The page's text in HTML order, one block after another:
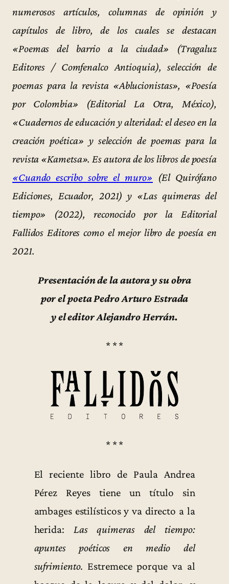
numerosos artículos, columnas de opinión y
capítulos de libro, de los cuales se destacan
«Poemas del barrio a la ciudad» (Tragaluz
Editores / Comfenalco Antioquia), selección de
poemas para la revista «Ablucionistas», «Poesía
por Colombia» (Editorial La Otra, México),
«Cuadernos de educación y alteridad: el deseo en la
creación poética» y selección de poemas para la
revista «Kametsa». Es autora de los libros de poesía
«Cuando escribo sobre el muro» (El Quirófano
Ediciones, Ecuador, 2021) y «Las quimeras del
tiempo» (2022), reconocido por la Editorial
Fallidos Editores como el mejor libro de poesía en
2021.
Presentación de la autora y su obra
por el poeta Pedro Arturo Estrada
y el editor Alejandro Herrán.
* * *
* * *
El reciente libro de Paula Andrea
Pérez Reyes tiene un título sin
ambages estilísticos y va directo a la
herida: Las quimeras del tiempo:
apuntes poéticos en medio del
sufrimiento. Estremece porque va al